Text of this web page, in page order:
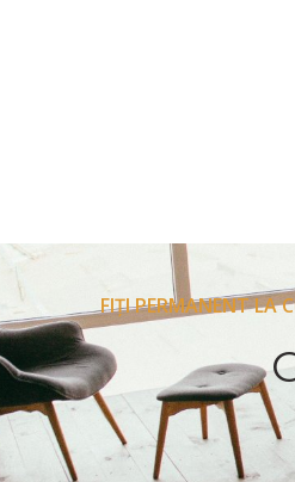
FIȚI PERMANENT LA